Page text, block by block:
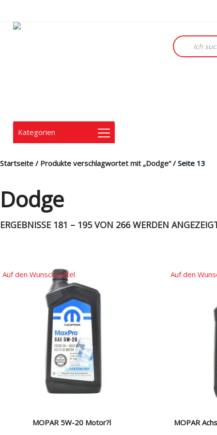
Products
search
Kategorien
Startseite / Produkte verschlagwortet mit „Dodge“/ Seite 13
Dodge
ERGEBNISSE 181 – 195 VON 266 WERDEN
MOPAR 5W-20 Motor?l
Auf den Wunschzettel
MOPAR
Auf den